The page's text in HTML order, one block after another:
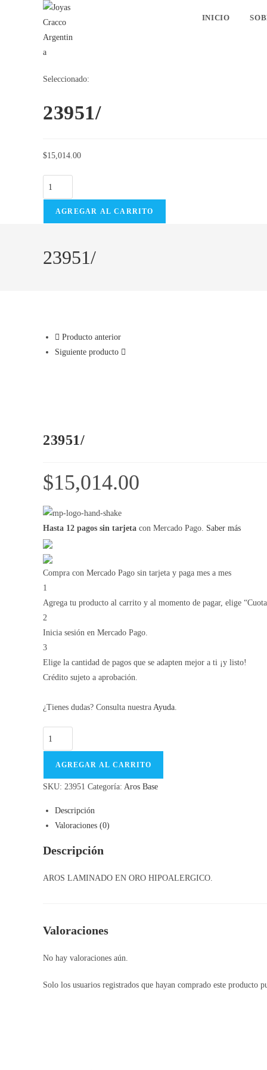
INICIO
Seleccionado:
23951/
$15,014.00
23951/
cantidad
AGREGAR AL CARRITO
23951/
Producto anterior
Siguiente producto
23951/
$15,014.00
Hasta 12 pagos sin tarjeta con Mercado Pago. Saber más
Compra con Mercado Pago sin tarjeta y paga mes a mes
1
Agrega tu producto al carrito y al momento de pagar, elige
2
Inicia sesión en Mercado Pago.
3
Elige la cantidad de pagos que se adapten mejor a ti ¡y listo!
Crédito sujeto a aprobación.
¿Tienes dudas? Consulta nuestra Ayuda.
23951/
cantidad
AGREGAR AL CARRITO
SKU: 23951 Categoría: Aros Base
Descripción
Valoraciones (0)
Descripción
AROS LAMINADO EN ORO HIPOALERGICO.
Valoraciones
No hay valoraciones aún.
Solo los usuarios registrados que hayan comprado este producto